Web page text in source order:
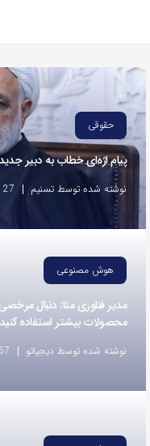
با
استفاده
از
روش‌های
زیر
می‌توانید
این
صفحه
دوستان
خود
اشتراک
حقوقی
پیام اژه‌ای خطاب به دبیر
نوشته شده توسط تسنیم 27 دقیقه پیش
هوش مصنوعی
مدیر فناوری متا: دنبال
محصولات بیشتر استفاده کنید
نوشته شده توسط دیجیاتو 57 دقیقه پیش